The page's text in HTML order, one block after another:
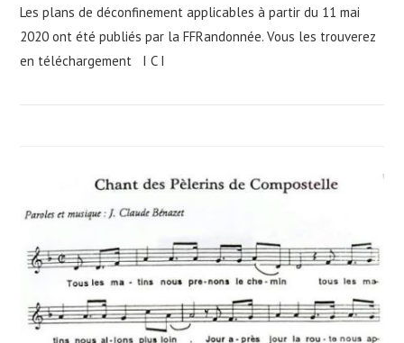
Les plans de déconfinement applicables à partir du 11 mai
2020 ont été publiés par la FFRandonnée. Vous les trouverez
en téléchargement I C I